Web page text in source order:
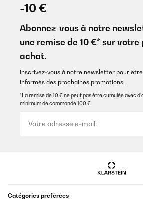
-10 €
Abonnez-vous à notre
une remise de 10 €* sur
achat.
Inscrivez-vous à notre newsletter pour
informés des prochaines promotions.
*La remise de 10 € ne peut pas être cumulée avec
minimum de commande 100 €.
Catégories préférées